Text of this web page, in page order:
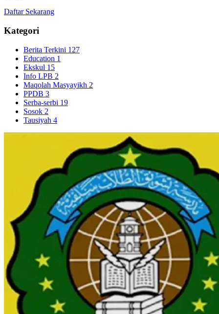
Daftar Sekarang
Kategori
Berita Terkini 127
Education 1
Ekskul 15
Info LPB 2
Maqolah Masyayikh 2
PPDB 3
Serba-serbi 19
Sosok 2
Tausiyah 4